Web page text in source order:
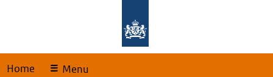
Home Menu